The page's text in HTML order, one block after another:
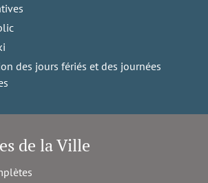
des jours fériés et des journées
de la Ville